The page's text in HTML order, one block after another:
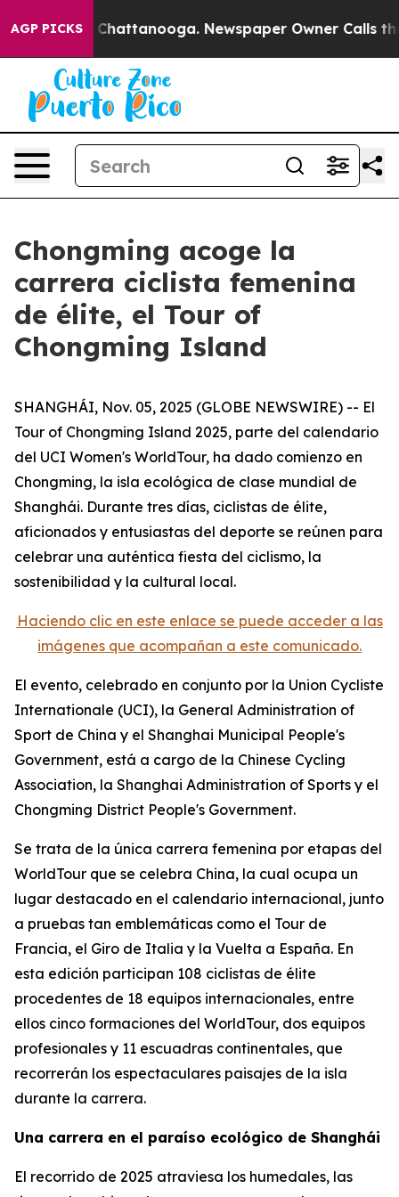
AGP PICKS
in Chattanooga. Newspaper Owner Calls the
Chongming acoge la
carrera ciclista femenina
de élite, el Tour of
Chongming Island
SHANGHÁI, Nov. 05, 2025 (GLOBE NEWSWIRE) -- El
Tour of Chongming Island 2025, parte del calendario
del UCI Women's WorldTour, ha dado comienzo en
Chongming, la isla ecológica de clase mundial de
Shanghái. Durante tres días, ciclistas de élite,
aficionados y entusiastas del deporte se reúnen para
celebrar una auténtica fiesta del ciclismo, la
sostenibilidad y la cultural local.
Haciendo clic en este enlace se puede acceder a las
imágenes que acompañan a este comunicado.
El evento, celebrado en conjunto por la Union Cycliste
Internationale (UCI), la General Administration of
Sport de China y el Shanghai Municipal People's
Government, está a cargo de la Chinese Cycling
Association, la Shanghai Administration of Sports y el
Chongming District People's Government.
Se trata de la única carrera femenina por etapas del
WorldTour que se celebra China, la cual ocupa un
lugar destacado en el calendario internacional, junto
a pruebas tan emblemáticas como el Tour de
Francia, el Giro de Italia y la Vuelta a España. En
esta edición participan 108 ciclistas de élite
procedentes de 18 equipos internacionales, entre
ellos cinco formaciones del WorldTour, dos equipos
profesionales y 11 escuadras continentales, que
recorrerán los espectaculares paisajes de la isla
durante la carrera.
Una carrera en el paraíso ecológico de Shanghái
El recorrido de 2025 atraviesa los humedales, las